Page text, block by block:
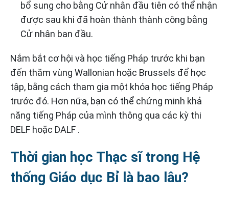
bổ sung cho bằng Cử nhân đầu tiên có thể nhận
được sau khi đã hoàn thành thành công bằng
Cử nhân ban đầu.
Nắm bắt cơ hội và học tiếng Pháp trước khi bạn
đến thăm vùng Wallonian hoặc Brussels để học
tập, bằng cách tham gia một khóa học tiếng Pháp
trước đó. Hơn nữa, bạn có thể chứng minh khả
năng tiếng Pháp của mình thông qua các kỳ thi
DELF hoặc DALF .
Thời gian học Thạc sĩ trong Hệ
thống Giáo dục Bỉ là bao lâu?